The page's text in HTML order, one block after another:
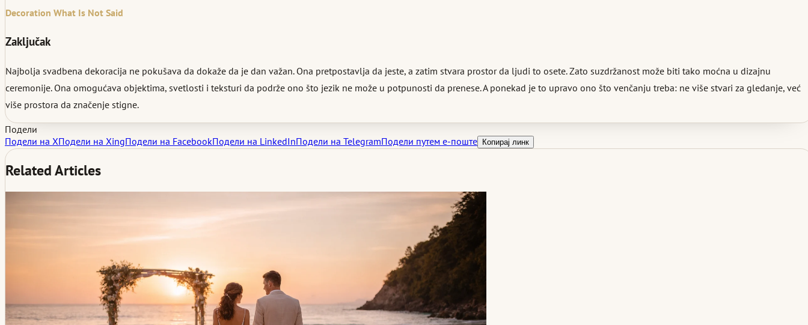
Decoration What Is Not Said
Zaključak
Najbolja svadbena dekoracija ne pokušava da dokaže da je dan važan. Ona pretpostavlja da jeste, a zatim stvara prostor da ljudi to osete. Zato suzdržanost može biti tako moćna u dizajnu
ceremonije. Ona omogućava objektima, svetlosti i teksturi da podrže ono što jezik ne može u potpunosti da prenese. A ponekad je to upravo ono što venčanju treba: ne više stvari za gledanje, već
više prostora da značenje stigne.
Подели
Подели на XПодели на XingПодели на FacebookПодели на LinkedInПодели на TelegramПодели путем е-поште Копирај линк
Related Articles